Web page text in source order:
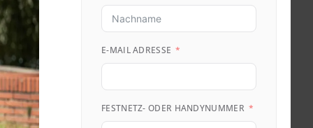
E-MAIL ADRESSE
FESTNETZ- ODER HANDYNUMMER